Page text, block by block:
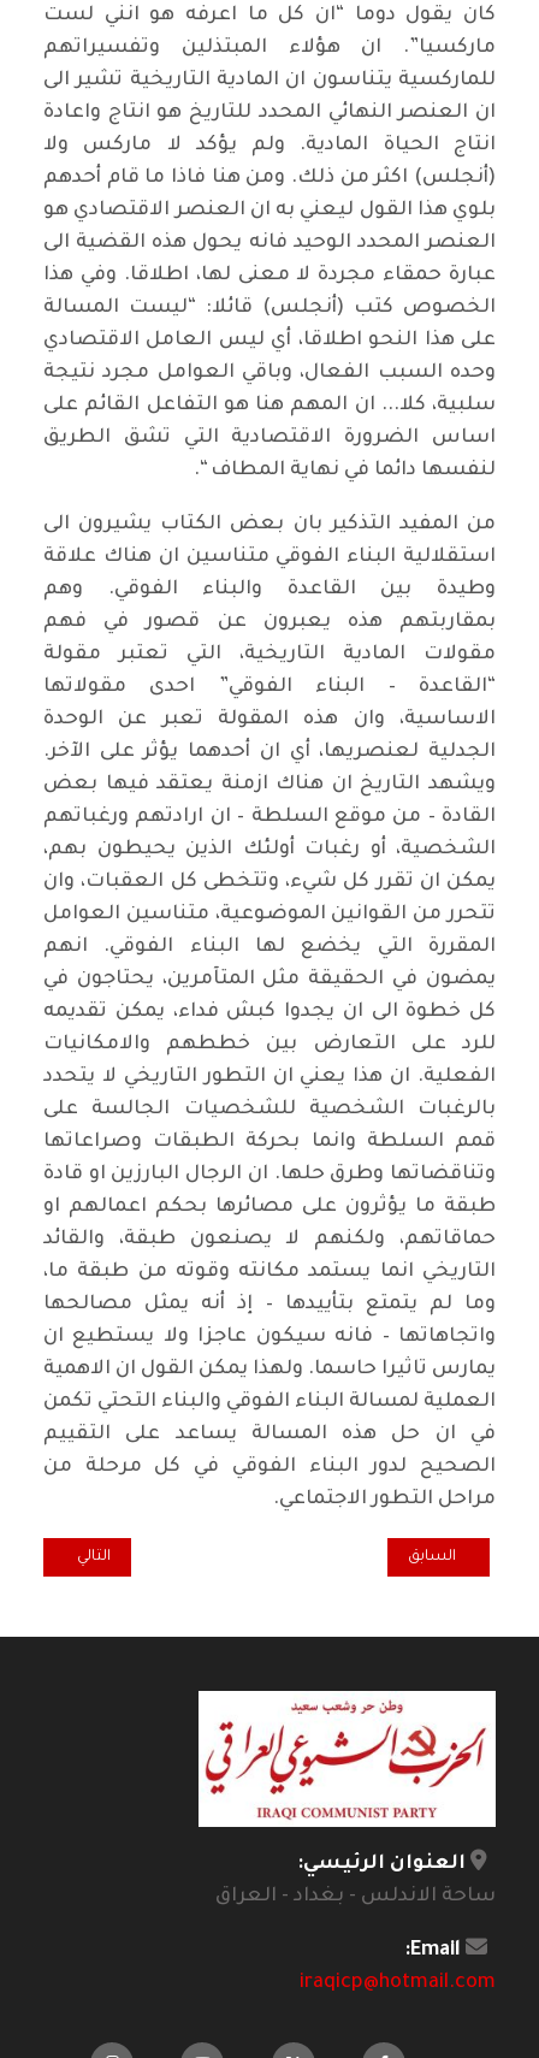
كان يقول دوما “ان كل ما اعرفه هو انني لست
ماركسيا”. ان هؤلاء المبتذلين وتفسيراتهم
للماركسية يتناسون ان المادية التاريخية تشير الى
ان العنصر النهائي المحدد للتاريخ هو انتاج واعادة
انتاج الحياة المادية. ولم يؤكد لا ماركس ولا
(أنجلس) اكثر من ذلك. ومن هنا فاذا ما قام أحدهم
بلوي هذا القول ليعني به ان العنصر الاقتصادي هو
العنصر المحدد الوحيد فانه يحول هذه القضية الى
عبارة حمقاء مجردة لا معنى لها، اطلاقا. وفي هذا
الخصوص كتب (أنجلس) قائلا: “ليست المسالة
على هذا النحو اطلاقا، أي ليس العامل الاقتصادي
وحده السبب الفعال، وباقي العوامل مجرد نتيجة
سلبية، كلا... ان المهم هنا هو التفاعل القائم على
اساس الضرورة الاقتصادية التي تشق الطريق
لنفسها دائما في نهاية المطاف “.
من المفيد التذكير بان بعض الكتاب يشيرون الى
استقلالية البناء الفوقي متناسين ان هناك علاقة
وطيدة بين القاعدة والبناء الفوقي. وهم
بمقاربتهم هذه يعبرون عن قصور في فهم
مقولات المادية التاريخية، التي تعتبر مقولة
“القاعدة – البناء الفوقي” احدى مقولاتها
الاساسية، وان هذه المقولة تعبر عن الوحدة
الجدلية لعنصريها، أي ان أحدهما يؤثر على الآخر.
ويشهد التاريخ ان هناك ازمنة يعتقد فيها بعض
القادة – من موقع السلطة – ان ارادتهم ورغباتهم
الشخصية، أو رغبات أولئك الذين يحيطون بهم،
يمكن ان تقرر كل شيء، وتتخطى كل العقبات، وان
تتحرر من القوانين الموضوعية، متناسين العوامل
المقررة التي يخضع لها البناء الفوقي. انهم
يمضون في الحقيقة مثل المتآمرين، يحتاجون في
كل خطوة الى ان يجدوا كبش فداء، يمكن تقديمه
للرد على التعارض بين خططهم والامكانيات
الفعلية. ان هذا يعني ان التطور التاريخي لا يتحدد
بالرغبات الشخصية للشخصيات الجالسة على
قمم السلطة وانما بحركة الطبقات وصراعاتها
وتناقضاتها وطرق حلها. ان الرجال البارزين او قادة
طبقة ما يؤثرون على مصائرها بحكم اعمالهم او
حماقاتهم، ولكنهم لا يصنعون طبقة، والقائد
التاريخي انما يستمد مكانته وقوته من طبقة ما،
وما لم يتمتع بتأييدها – إذ أنه يمثل مصالحها
واتجاهاتها – فانه سيكون عاجزا ولا يستطيع ان
يمارس تاثيرا حاسما. ولهذا يمكن القول ان الاهمية
العملية لمسالة البناء الفوقي والبناء التحتي تكمن
في ان حل هذه المسالة يساعد على التقييم
الصحيح لدور البناء الفوقي في كل مرحلة من
مراحل التطور الاجتماعي.
المقال السابق: موضوعات نظرية حول المسار التاريخي
السابق المقال التالي:
التالي
العنوان الرئيسي:
ساحة الاندلس - بغداد - العراق
Email:
iraqicp@hotmail.com